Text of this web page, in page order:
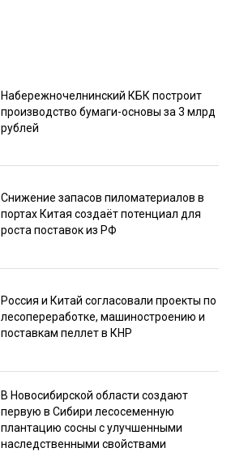
Набережночелнинский КБК построит
производство бумаги-основы за 3 млрд
рублей
Снижение запасов пиломатериалов в
портах Китая создаёт потенциал для
роста поставок из РФ
Россия и Китай согласовали проекты по
лесопереработке, машиностроению и
поставкам пеллет в КНР
В Новосибирской области создают
первую в Сибири лесосеменную
плантацию сосны с улучшенными
наследственными свойствами